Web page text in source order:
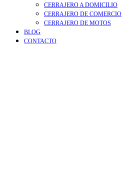
CERRAJERO A DOMICILIO
CERRAJERO DE COMERCIO
CERRAJERO DE MOTOS
BLOG
CONTACTO